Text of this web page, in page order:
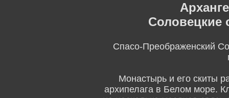
Соловецкие
Спасо-Преображенский
Монастырь и его скиты
архипелага в Белом море.